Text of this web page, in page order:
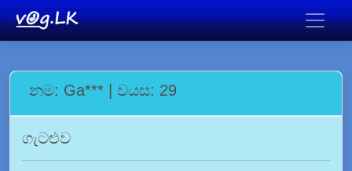
නම: Ga*** | වයස: 29
ගැටළුව